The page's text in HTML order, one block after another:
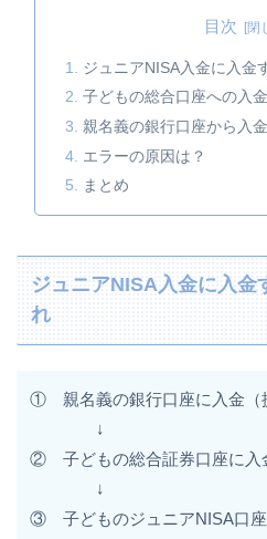
目次
ジュニアNISA入金に入金
子どもの総合口座への入
親名義の銀行口座から入
エラーの原因は？
まとめ
ジュニアNISA入金に入金
れ
① 親名義の銀行口座に入金（
↓
② 子どもの総合証券口座に入
↓
③ 子どものジュニアNISA口座